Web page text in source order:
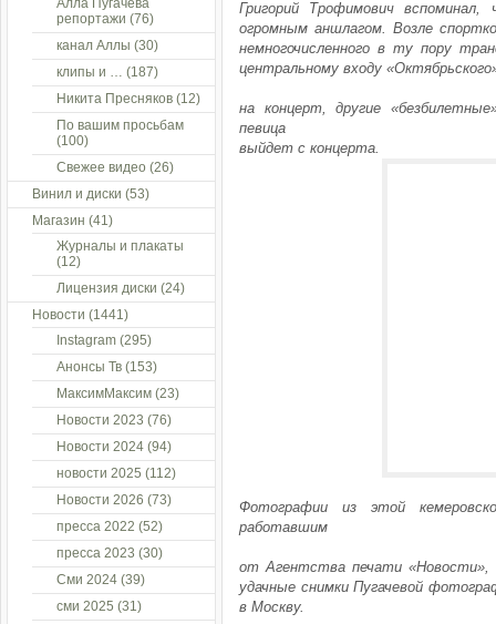
Григорий Трофимович
огромным аншлагом. Возле
немногочисленного в ту пору
центральному входу
на концерт, другие
певица
выйдет с концерта.
Фотографии из этой
работавшим
от Агентства печати «Новости»,
удачные снимки Пугачевой
в Москву.
Алла Пугачева
репортажи (76)
канал Аллы (30)
клипы и … (187)
Никита Пресняков (12)
По вашим просьбам
(100)
Свежее видео (26)
Винил и диски (53)
Магазин (41)
Журналы и плакаты
(12)
Лицензия диски (24)
Новости (1441)
Instagram (295)
Анонсы Тв (153)
МаксимМаксим (23)
Новости 2023 (76)
Новости 2024 (94)
новости 2025 (112)
Новости 2026 (73)
пресса 2022 (52)
пресса 2023 (30)
Сми 2024 (39)
сми 2025 (31)